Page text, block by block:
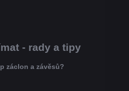
- rady a tipy
záclon a závěsů?